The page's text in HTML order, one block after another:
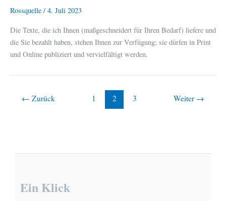
Rossquelle / 4. Juli 2023
Die Texte, die ich Ihnen (maßgeschneidert für Ihren Bedarf) liefere und
die Sie bezahlt haben, stehen Ihnen zur Verfügung; sie dürfen in Print
und Online publiziert und vervielfältigt werden.
← Zurück 1 2 3 Weiter →
Ein Klick